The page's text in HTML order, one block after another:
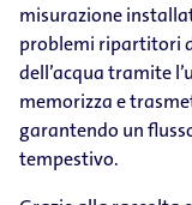
misurazione
problemi ripartitori
dell’acqua tramite
memorizza e
garantendo un
tempestivo.